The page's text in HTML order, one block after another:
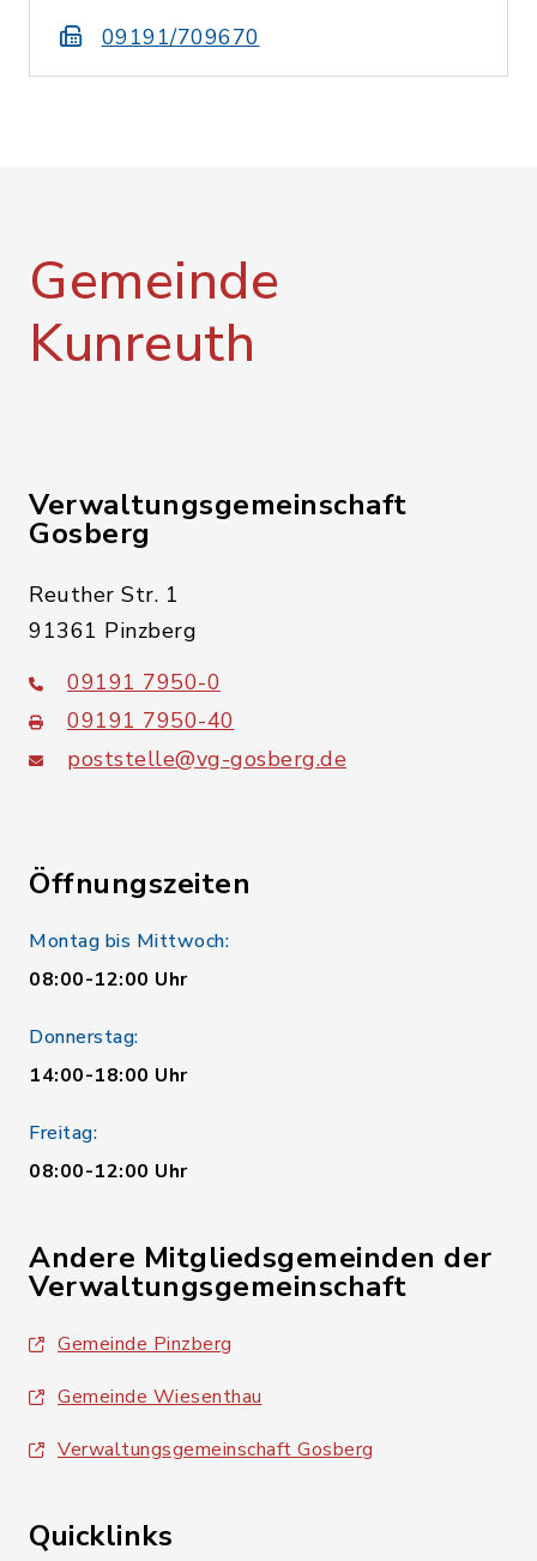
09191/709670
Gemeinde
Kunreuth
Verwaltungsgemeinschaft
Gosberg
Reuther Str. 1
91361 Pinzberg
09191 7950-0
09191 7950-40
poststelle@vg-gosberg.de
Öffnungszeiten
Montag bis Mittwoch:
08:00-12:00 Uhr
Donnerstag:
14:00-18:00 Uhr
Freitag:
08:00-12:00 Uhr
Andere Mitgliedsgemeinden der
Verwaltungsgemeinschaft
Gemeinde Pinzberg
Gemeinde Wiesenthau
Verwaltungsgemeinschaft Gosberg
Quicklinks